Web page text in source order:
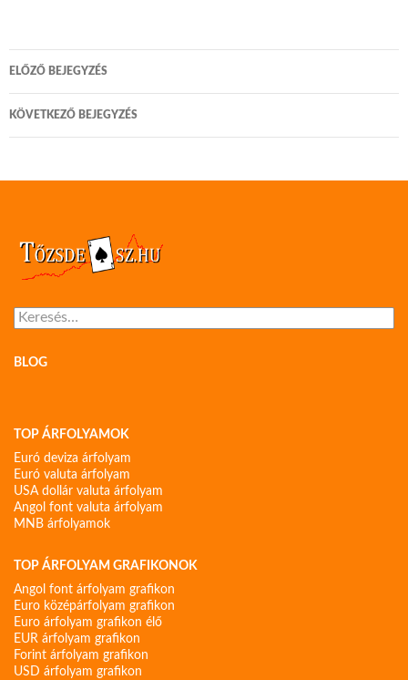
Bejegyzés
navigáció
ELŐZŐ BEJEGYZÉS
KÖVETKEZŐ BEJEGYZÉS
Keresés:
BLOG
TOP ÁRFOLYAMOK
Euró deviza árfolyam
Euró valuta árfolyam
USA dollár valuta árfolyam
Angol font valuta árfolyam
MNB árfolyamok
TOP ÁRFOLYAM GRAFIKONOK
Angol font árfolyam grafikon
Euro középárfolyam grafikon
Euro árfolyam grafikon élő
EUR árfolyam grafikon
Forint árfolyam grafikon
USD árfolyam grafikon